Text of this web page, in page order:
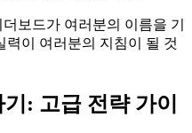
보드가 여러분의 이름을 기
력이 여러분의 지침이 될 것
: 고급 전략 가이